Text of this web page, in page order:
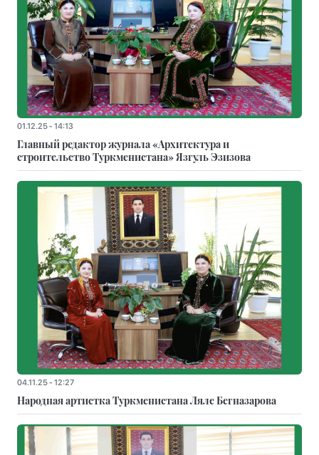
01.12.25 - 14:13
Главный редактор журнала «Архитектура и
строительство Туркменистана» Язгуль Эзизова
04.11.25 - 12:27
Народная артистка Туркменистана Ляле Бегназарова